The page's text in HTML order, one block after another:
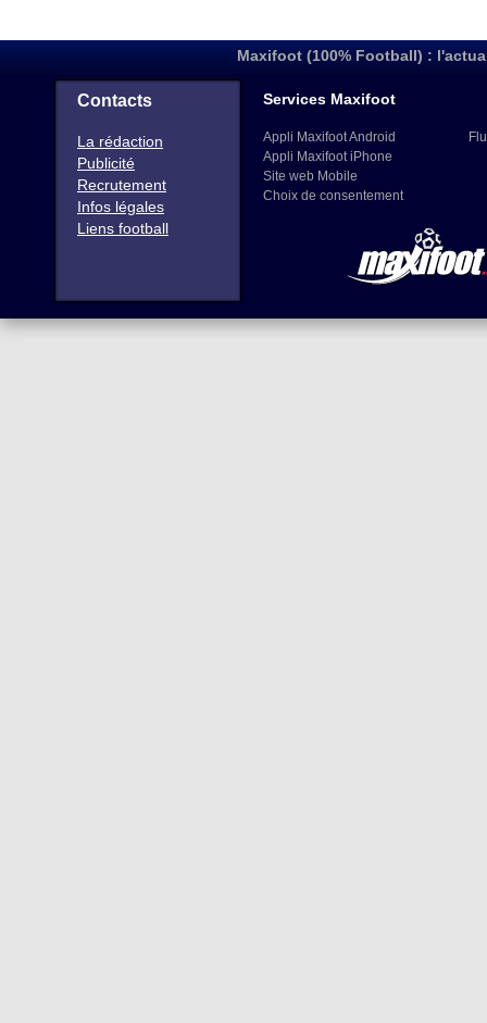
Maxifoot (100% Football) :
Contacts
La rédaction
Publicité
Recrutement
Infos légales
Liens football
Services Maxifoot
Appli Maxifoot Android
Appli Maxifoot iPhone
Site web Mobile
Choix de consentement